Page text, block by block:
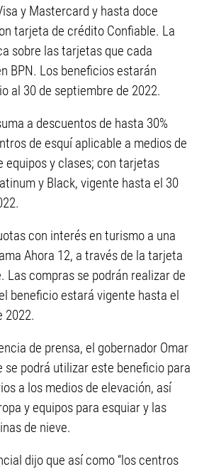
y Mastercard y hasta doce
tarjeta de crédito Confiable. La
sobre las tarjetas que cada
BPN. Los beneficios estarán
al 30 de septiembre de 2022.
a descuentos de hasta 30%
de esquí aplicable a medios de
equipos y clases; con tarjetas
y Black, vigente hasta el 30
con interés en turismo a una
Ahora 12, a través de la tarjeta
Las compras se podrán realizar de
beneficio estará vigente hasta el
2022.
de prensa, el gobernador Omar
se podrá utilizar este beneficio para
a los medios de elevación, así
y equipos para esquiar y las
de nieve.
dijo que así como “los centros